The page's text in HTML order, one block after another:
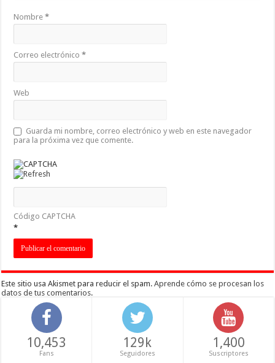
Nombre*
Correo electrónico*
Web
Guarda mi nombre, correo electrónico y web en este navegador
para la próxima vez que comente.
Código CAPTCHA
*
Este sitio usa Akismet para reducir el spam.Aprende cómo se procesan los
datos de tus comentarios.
10,453
Fans
129k
Seguidores
1,400
Suscriptores